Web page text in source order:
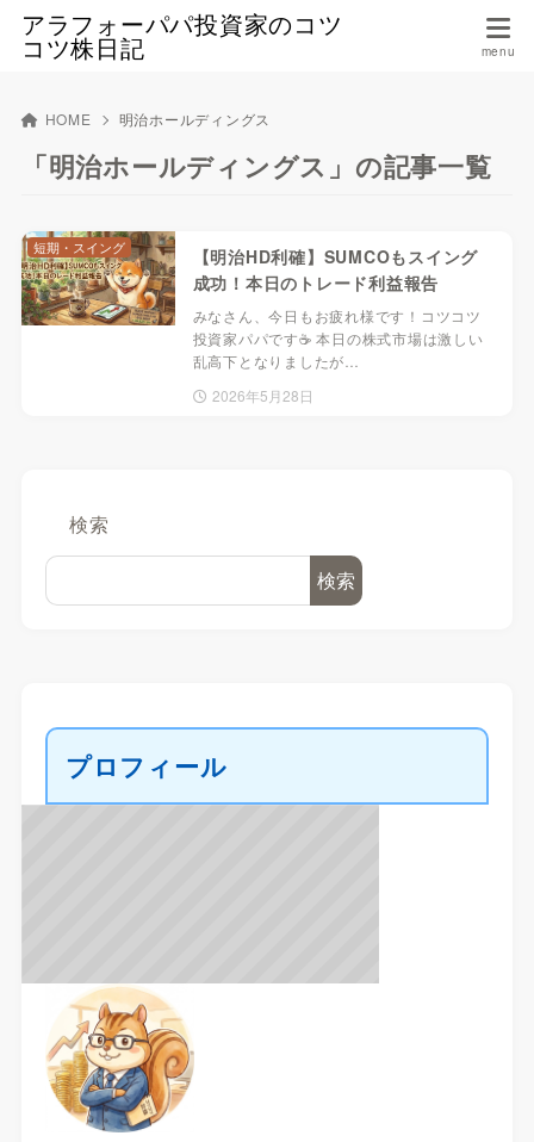
アラフォーパパ投資家のコツ
コツ株日記
HOME 明治ホールディングス
「明治ホールディングス」の記事一覧
【明治HD利確】SUMCOもスイング
成功！本日のトレード利益報告
みなさん、今日もお疲れ様です！コツコツ
投資家パパです☕️ 本日の株式市場は激しい
乱高下となりましたが…
2026年5月28日
短期・スイング
検索
検索
プロフィール